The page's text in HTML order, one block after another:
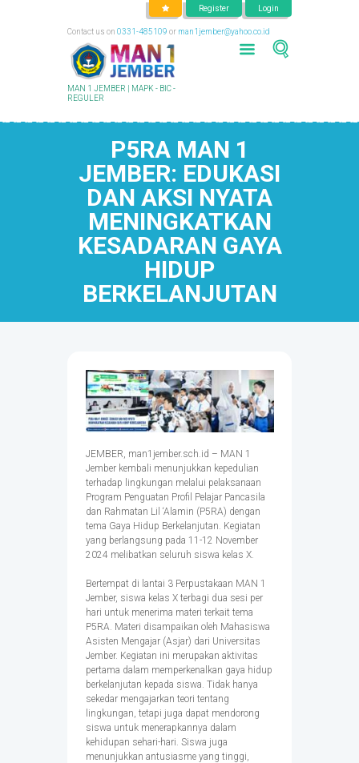
Register Login
Contact us on 0331-485109 or man1jember@yahoo.co.id
MAN 1 JEMBER | MAPK - BIC -
REGULER
P5RA MAN 1
JEMBER: EDUKASI
DAN AKSI NYATA
MENINGKATKAN
KESADARAN GAYA
HIDUP
BERKELANJUTAN
JEMBER, man1jember.sch.id – MAN 1
Jember kembali menunjukkan kepedulian
terhadap lingkungan melalui pelaksanaan
Program Penguatan Profil Pelajar Pancasila
dan Rahmatan Lil ‘Alamin (P5RA) dengan
tema Gaya Hidup Berkelanjutan. Kegiatan
yang berlangsung pada 11-12 November
2024 melibatkan seluruh siswa kelas X.
Bertempat di lantai 3 Perpustakaan MAN 1
Jember, siswa kelas X terbagi dua sesi per
hari untuk menerima materi terkait tema
P5RA. Materi disampaikan oleh Mahasiswa
Asisten Mengajar (Asjar) dari Universitas
Jember. Kegiatan ini merupakan aktivitas
pertama dalam memperkenalkan gaya hidup
berkelanjutan kepada siswa. Tidak hanya
sekedar mengajarkan teori tentang
lingkungan, tetapi juga dapat mendorong
siswa untuk menerapkannya dalam
kehidupan sehari-hari. Siswa juga
menunjukkan antusiasme yang tinggi,